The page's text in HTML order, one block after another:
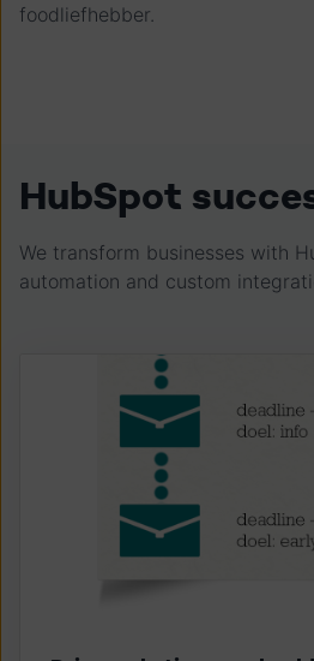
foodliefhebber.
HubSpot
We transform businesses with
automation and custom